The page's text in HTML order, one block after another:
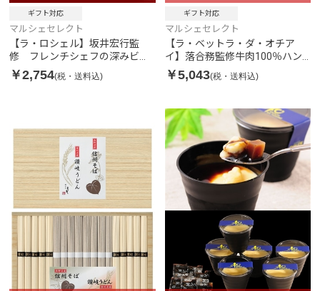
ギフト対応
マルシェセレクト
【ラ・ロシェル】坂井宏行監
修 フレンチシェフの深みビー
フカレー
￥2,754(税・送料込)
ギフト対応
マルシェセレクト
【ラ・ベットラ・ダ・オチア
イ】落合務監修牛肉100％ハン
バーグと黒トリュフソース
￥5,043(税・送料込)